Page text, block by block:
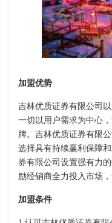
加盟优势
吉林优质证券有限公司
一切以用户需求为中心
牌。吉林优质证券有限
选择具有持续赢利保障
券有限公司设置强有力
励经销商全力投入市场
加盟条件